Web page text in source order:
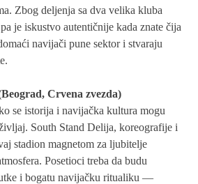
Zbog deljenja sa dva velika kluba
je iskustvo autentičnije kada znate čija
navijači pune sektor i stvaraju
Crvena zvezda)
se istorija i navijačka kultura mogu
South Stand Delija, koreografije i
stadion magnetom za ljubitelje
Posetioci treba da budu
i bogatu navijačku ritualiku —